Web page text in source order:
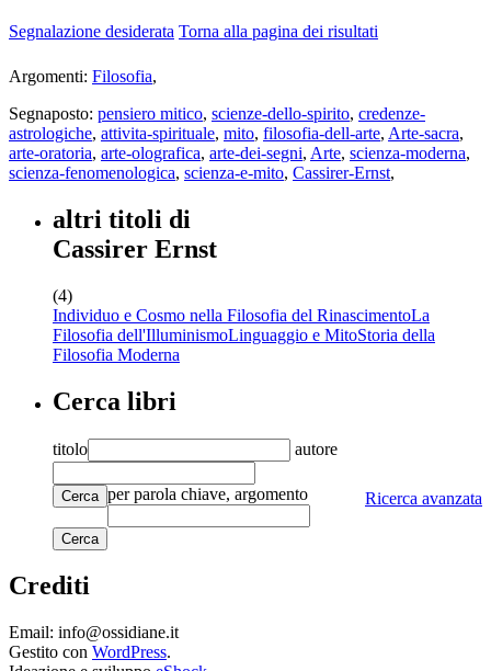
Segnalazione desiderata Torna alla pagina dei risultati
Argomenti: Filosofia,
Segnaposto: pensiero mitico, scienze-dello-spirito, credenze-
astrologiche, attivita-spirituale, mito, filosofia-dell-arte, Arte-sacra,
arte-oratoria, arte-olografica, arte-dei-segni, Arte, scienza-moderna,
scienza-fenomenologica, scienza-e-mito, Cassirer-Ernst,
altri titoli di
Cassirer Ernst
(4)
Individuo e Cosmo nella Filosofia del RinascimentoLa
Filosofia dell'IlluminismoLinguaggio e MitoStoria della
Filosofia Moderna
Cerca libri
titolo autore
Cerca Ricerca avanzata
per parola chiave, argomento
Crediti
Email: info@ossidiane.it
Gestito con WordPress.